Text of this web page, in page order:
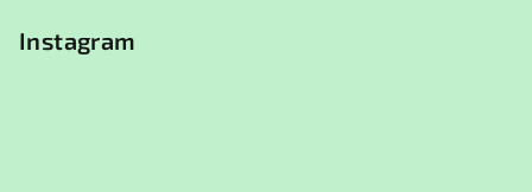
Instagram